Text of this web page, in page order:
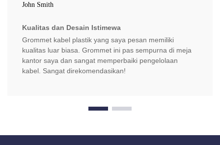
John Smith
Kualitas dan Desain Istimewa
Grommet kabel plastik yang saya pesan memiliki
kualitas luar biasa. Grommet ini pas sempurna di meja
kantor saya dan sangat memperbaiki pengelolaan
kabel. Sangat direkomendasikan!